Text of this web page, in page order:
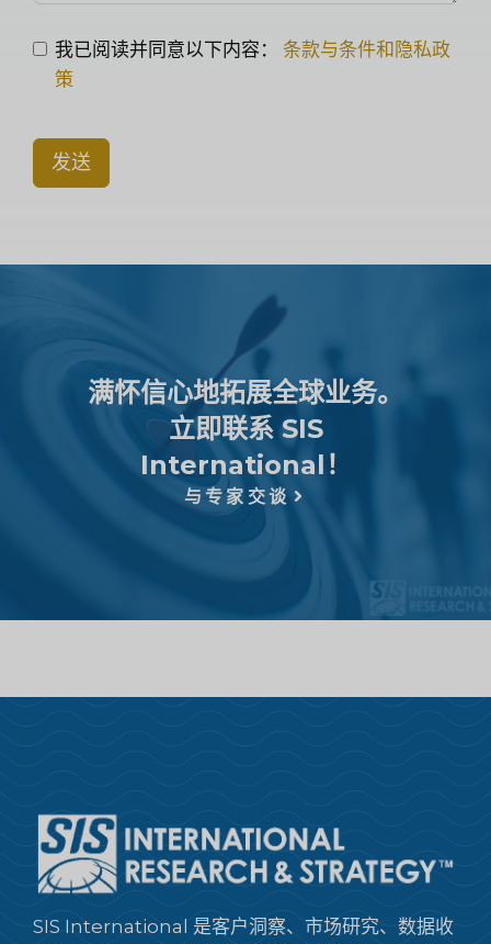
我已阅读并同意以下内容： 条款与条件和隐私政
策
发送
满怀信心地拓展全球业务。
立即联系 SIS
International！
与专家交谈
SIS International 是客户洞察、市场研究、数据收